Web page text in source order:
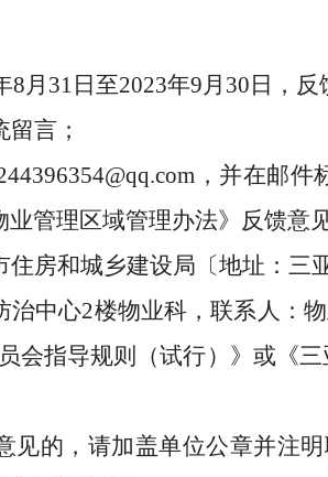
8月 31 日 至2023年9月 30 日， 反
言；
.com ，并在邮件
管理区域管理办法》 反馈意
住房和城乡建设局〔地址：三
治中心2楼物业科 ，联系人：
会指导规则（试行） 》 或《三
见的，请加盖单位公章并注